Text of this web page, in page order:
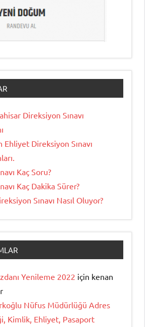
Direksiyon Sınavı
Ehliyet Direksiyon Sınavı
Kaç Soru?
Kaç Dakika Sürer?
Sınavı Nasıl Oluyor?
Yenileme 2022 için kenan
Nüfus Müdürlüğü Adres
Kimlik, Ehliyet, Pasaport